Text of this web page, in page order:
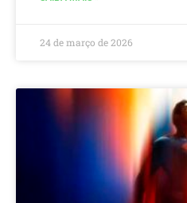
24 de março de 2026